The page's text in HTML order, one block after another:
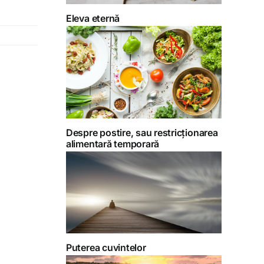
Eleva eternă
Despre postire, sau restricționarea
alimentară temporară
Puterea cuvintelor